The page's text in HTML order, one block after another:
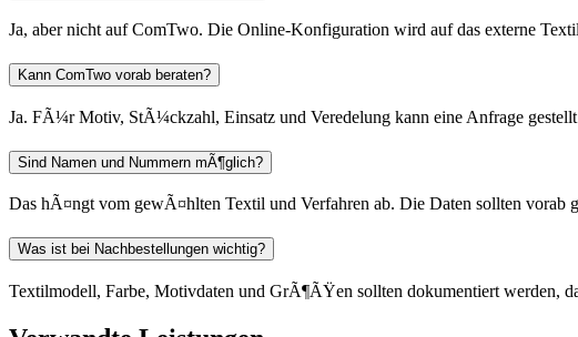
Ja, aber nicht auf ComTwo. Die Online-Konfiguration wird auf das externe
Kann ComTwo vorab beraten?
Ja. FÃ¼r Motiv, StÃ¼ckzahl, Einsatz und Veredelung kann eine Anfrage
Sind Namen und Nummern mÃ¶glich?
Das hÃ¤ngt vom gewÃ¤hlten Textil und Verfahren ab. Die Daten sollten vorab
Was ist bei Nachbestellungen wichtig?
Textilmodell, Farbe, Motivdaten und GrÃ¶ÃŸen sollten dokumentiert werden,